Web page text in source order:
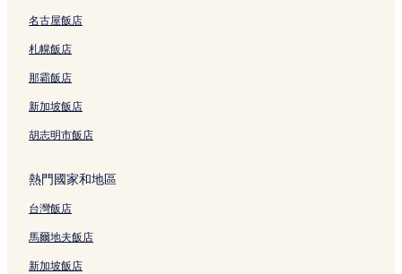
結
c
e
n
c
e
u
u
m
S
u
b
w
名古屋飯店
札幌飯店
那霸飯店
新加坡飯店
胡志明市飯店
熱門國家和地區
台灣飯店
馬爾地夫飯店
新加坡飯店